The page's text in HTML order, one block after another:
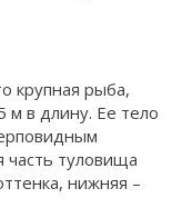
крупная рыба,
м в длину. Ее тело
часть туловища
нижняя –